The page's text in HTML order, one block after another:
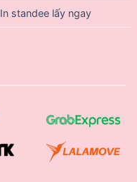
In standee lấy ngay